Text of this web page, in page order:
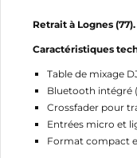
Retrait à Lognes (77).
Caractéristiques
Table de mixage
Bluetooth intégré
Crossfader pour
Entrées micro et
Format compact